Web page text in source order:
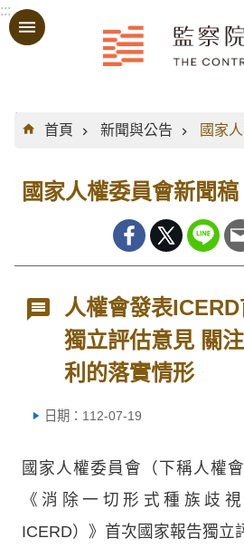
跳到主要內容區塊
:::
:::
首頁
新聞與公告 國家
國家人權委員會新聞稿
人權會發表
獨立評估意見 關
利的落實情形
日期：112-07-19
國家人權委員會（下稱人權
《消除一切形式種族歧
ICERD）》首次國家報告獨立